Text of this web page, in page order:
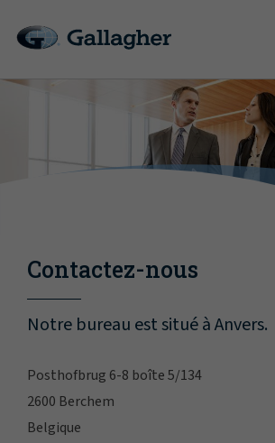
Contactez-nous
Notre bureau est situé à Anvers.
Posthofbrug 6-8 boîte 5/134
2600 Berchem
Belgique